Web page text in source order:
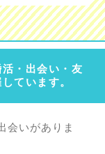
・出会い・友
ています。
会いがありま